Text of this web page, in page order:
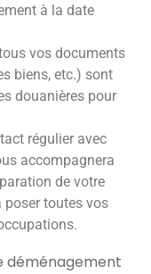
à la date
vos documents
biens, etc.) sont
douanières pour
régulier avec
accompagnera
de votre
poser toutes vos
déménagement